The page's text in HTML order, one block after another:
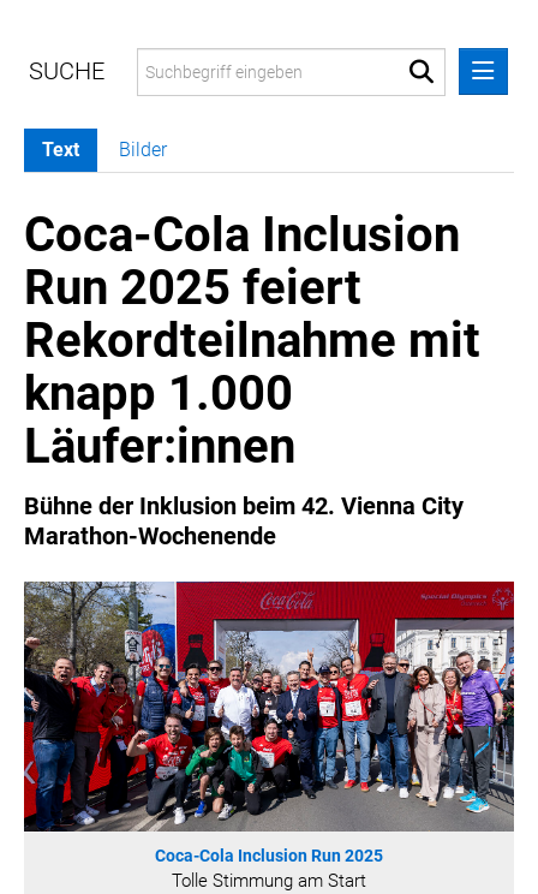
MELDUNGEN
COCA-COLA
COCA-COLA HBC ÖSTERREICH
RÖMERQUELLE
ÖSTERREICHISCHE SPORTHILFE
KESCH
BARFLY'S CLUB
CULINARIUS
VIER HOCH VIER
ALFIES
HANNERSBERG
WILHELM-EXNER-MEDAILLEN STIFTUNG
ADMIRAL SPORTWETTEN
EWP RECYCLING PFAND ÖSTERREICH
ANNEMARIE CHARITY
TRÄGERVEREIN EINWEGPFAND
Text Bilder
Coca-Cola Inclusion
Run 2025 feiert
Rekordteilnahme mit
knapp 1.000
Läufer:innen
Bühne der Inklusion beim 42. Vienna City
Marathon-Wochenende
Coca-Cola Inclusion Run 2025
Tolle Stimmung am Start